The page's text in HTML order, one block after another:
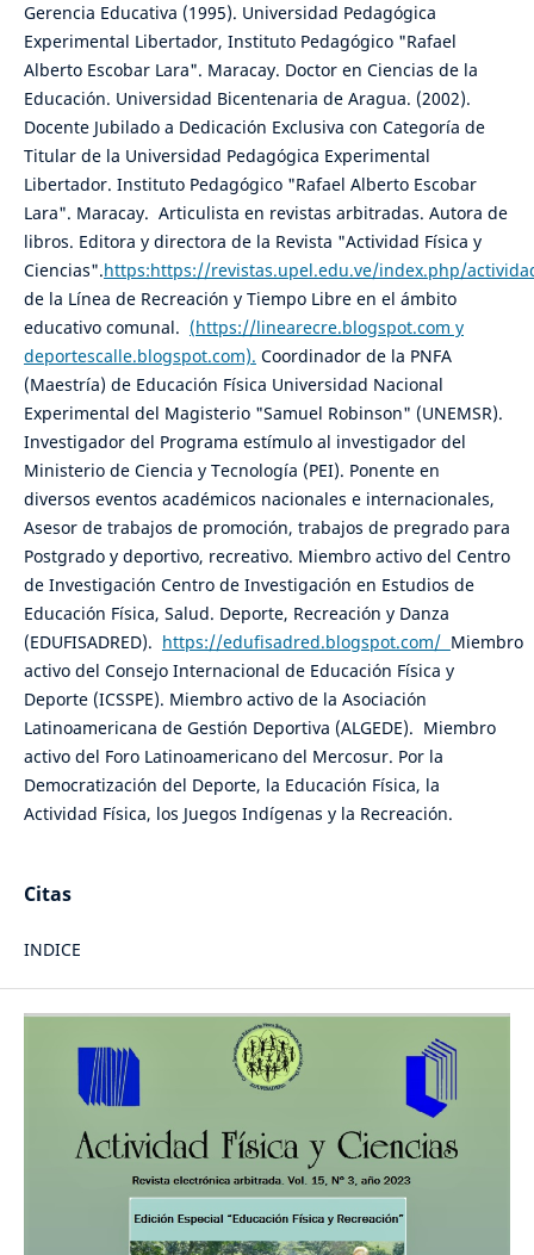
Gerencia Educativa (1995). Universidad Pedagógica
Experimental Libertador, Instituto Pedagógico "Rafael
Alberto Escobar Lara". Maracay. Doctor en Ciencias de la
Educación. Universidad Bicentenaria de Aragua. (2002).
Docente Jubilado a Dedicación Exclusiva con Categoría de
Titular de la Universidad Pedagógica Experimental
Libertador. Instituto Pedagógico "Rafael Alberto Escobar
Lara". Maracay. Articulista en revistas arbitradas. Autora de
libros. Editora y directora de la Revista "Actividad Física y
Ciencias".https:https://revistas.upel.edu.ve/index.php/
de la Línea de Recreación y Tiempo Libre en el ámbito
educativo comunal. (https://linearecre.blogspot.com y
deportescalle.blogspot.com). Coordinador de la PNFA
(Maestría) de Educación Física Universidad Nacional
Experimental del Magisterio "Samuel Robinson" (UNEMSR).
Investigador del Programa estímulo al investigador del
Ministerio de Ciencia y Tecnología (PEI). Ponente en
diversos eventos académicos nacionales e internacionales,
Asesor de trabajos de promoción, trabajos de pregrado para
Postgrado y deportivo, recreativo. Miembro activo del Centro
de Investigación Centro de Investigación en Estudios de
Educación Física, Salud. Deporte, Recreación y Danza
(EDUFISADRED). https://edufisadred.blogspot.com/ Miembro
activo del Consejo Internacional de Educación Física y
Deporte (ICSSPE). Miembro activo de la Asociación
Latinoamericana de Gestión Deportiva (ALGEDE). Miembro
activo del Foro Latinoamericano del Mercosur. Por la
Democratización del Deporte, la Educación Física, la
Actividad Física, los Juegos Indígenas y la Recreación.
Citas
INDICE